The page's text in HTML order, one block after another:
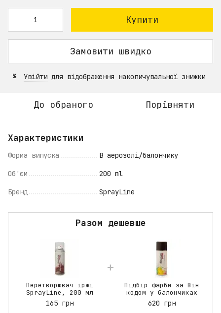
Купити
Замовити швидко
% Увійти для відображення накопичувальної знижки
До обраного Порівняти
Характеристики
Форма випуска В аерозолі/балончику
Об'єм 200 ml
Бренд SprayLine
Разом дешевше
Перетворювач іржі
SprayLine, 200 мл
165 грн
Підбір фарби за Він
кодом у балончиках
620 грн